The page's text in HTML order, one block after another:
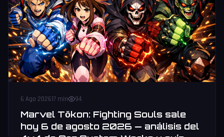
6 Ago 202617 min 94
Marvel Tōkon: Fighting Souls sale
hoy 6 de agosto 2026 — análisis del